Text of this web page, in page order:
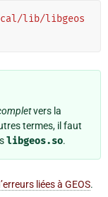
lib/libgeos
vers la
termes, il faut
libgeos.so.
liées à GEOS.